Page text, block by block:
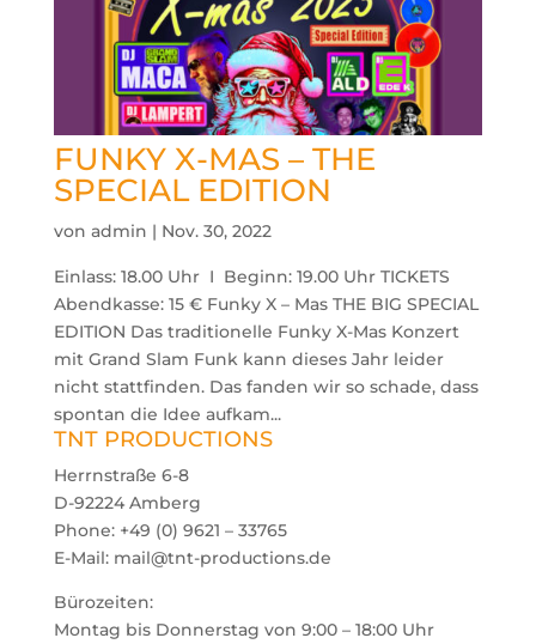
FUNKY X-MAS – THE
SPECIAL EDITION
von admin | Nov. 30, 2022
Einlass: 18.00 Uhr I Beginn: 19.00 Uhr TICKETS
Abendkasse: 15 € Funky X – Mas THE BIG SPECIAL
EDITION Das traditionelle Funky X-Mas Konzert
mit Grand Slam Funk kann dieses Jahr leider
nicht stattfinden. Das fanden wir so schade, dass
spontan die Idee aufkam...
TNT PRODUCTIONS
Herrnstraße 6-8
D-92224 Amberg
Phone: +49 (0) 9621 – 33765
E-Mail: mail@tnt-productions.de
Bürozeiten:
Montag bis Donnerstag von 9:00 – 18:00 Uhr